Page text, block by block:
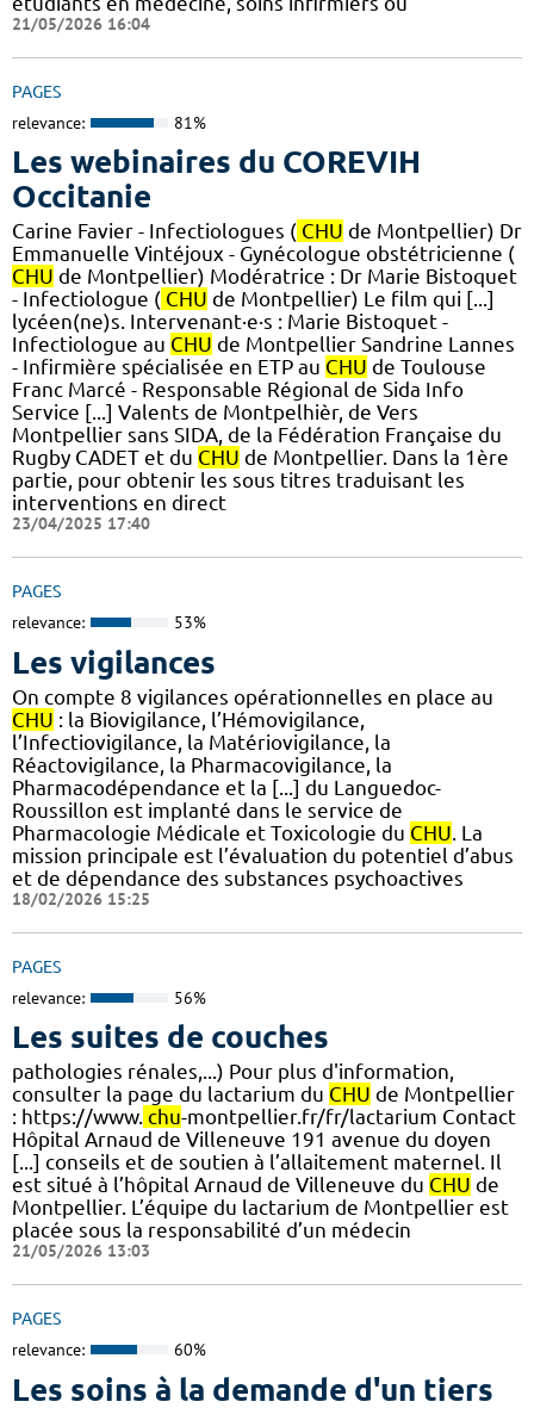
21/05/2026 16:04
PAGES
relevance: 81%
Les webinaires du COREVIH
Occitanie
Carine Favier - Infectiologues ( CHU de Montpellier) Dr
Emmanuelle Vintéjoux - Gynécologue obstétricienne (
CHU de Montpellier) Modératrice : Dr Marie Bistoquet
- Infectiologue ( CHU de Montpellier) Le film qui [...]
lycéen(ne)s. Intervenant·e·s : Marie Bistoquet -
Infectiologue au CHU de Montpellier Sandrine Lannes
- Infirmière spécialisée en ETP au CHU de Toulouse
Franc Marcé - Responsable Régional de Sida Info
Service [...] Valents de Montpelhièr, de Vers
Montpellier sans SIDA, de la Fédération Française du
Rugby CADET et du CHU de Montpellier. Dans la 1ère
partie, pour obtenir les sous titres traduisant les
interventions en direct
23/04/2025 17:40
PAGES
relevance: 53%
Les vigilances
On compte 8 vigilances opérationnelles en place au
CHU : la Biovigilance, l’Hémovigilance,
l’Infectiovigilance, la Matériovigilance, la
Réactovigilance, la Pharmacovigilance, la
Pharmacodépendance et la [...] du Languedoc-
Roussillon est implanté dans le service de
Pharmacologie Médicale et Toxicologie du CHU . La
mission principale est l’évaluation du potentiel d’abus
et de dépendance des substances psychoactives
18/02/2026 15:25
PAGES
relevance: 56%
Les suites de couches
pathologies rénales,...) Pour plus d'information,
consulter la page du lactarium du CHU de Montpellier
: https://www. chu-montpellier.fr/fr/lactarium Contact
Hôpital Arnaud de Villeneuve 191 avenue du doyen
[...] conseils et de soutien à l’allaitement maternel. Il
est situé à l’hôpital Arnaud de Villeneuve du CHU de
Montpellier. L’équipe du lactarium de Montpellier est
placée sous la responsabilité d’un médecin
21/05/2026 13:03
PAGES
relevance: 60%
Les soins à la demande d'un tiers